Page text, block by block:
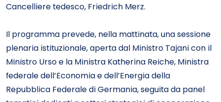
Cancelliere tedesco, Friedrich Merz.
Il programma prevede, nella mattinata, una sessione
plenaria istituzionale, aperta dal Ministro Tajani con il
Ministro Urso e la Ministra Katherina Reiche, Ministra
federale dell’Economia e dell’Energia della
Repubblica Federale di Germania, seguita da panel